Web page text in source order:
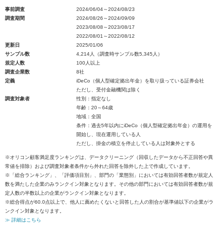
事前調査
2024/06/04～2024/08/23
調査期間
2024/08/26～2024/09/09
2023/08/08～2023/08/17
2022/08/01～2022/08/12
更新日
2025/01/06
サンプル数
4,214人（調査時サンプル数5,345人）
規定人数
100人以上
調査企業数
8社
定義
iDeCo（個人型確定拠出年金）を取り扱っている証券会社
ただし、受付金融機関は除く
調査対象者
性別：指定なし
年齢：20～64歳
地域：全国
条件：過去5年以内にiDeCo（個人型確定拠出年金）の運用を
開始し、現在運用している人
ただし、掛金の積立を停止している人は対象外とする
※オリコン顧客満足度ランキングは、データクリーニング（回収したデータから不正回答や異
常値を排除）および調査対象者条件から外れた回答を除外した上で作成しています。
※「総合ランキング」、「評価項目別」、部門の「業態別」においては有効回答者数が規定人
数を満たした企業のみランクイン対象となります。その他の部門においては有効回答者数が規
定人数の半数以上の企業がランクイン対象となります。
※総合得点が60.0点以上で、他人に薦めたくないと回答した人の割合が基準値以下の企業がラ
ンクイン対象となります。
≫ 詳細はこちら